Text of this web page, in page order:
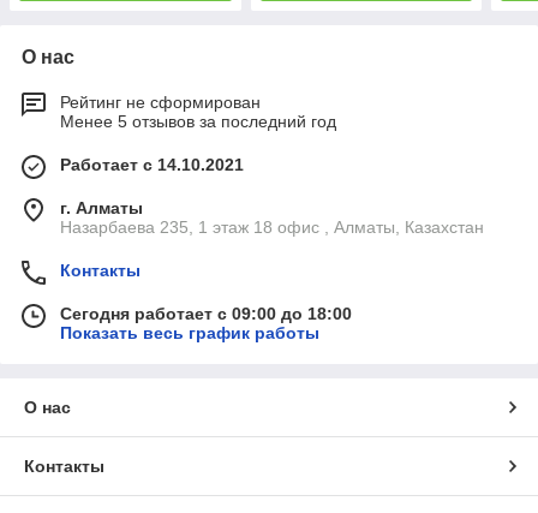
О нас
Рейтинг не сформирован
Менее 5 отзывов за последний год
Работает с 14.10.2021
г. Алматы
Назарбаева 235, 1 этаж 18 офис , Алматы, Казахстан
Контакты
Сегодня работает с 09:00 до 18:00
Показать весь график работы
О нас
Контакты